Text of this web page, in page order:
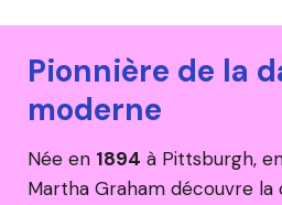
Pionnière de la
moderne
Née en 1894 à Pittsburgh,
Martha Graham découvre la